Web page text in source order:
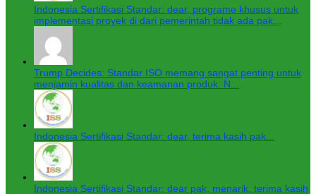
Indonesia Sertifikasi Standar: dear, programe khusus untuk
implementasi proyek di dari pemerintah tidak ada pak...
Trump Decides: Standar ISO memang sangat penting untuk
menjamin kualitas dan keamanan produk. N...
Indonesia Sertifikasi Standar: dear, terima kasih pak...
Indonesia Sertifikasi Standar: dear pak, menarik. terima kasih